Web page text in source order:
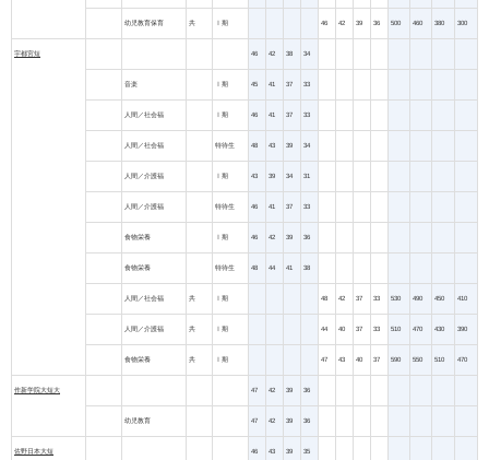
幼児教育保育 共 Ⅰ期 46 42 39 36 500 460 380 300
宇都宮短 46 42 38 34
音楽 Ⅰ期 45 41 37 33
人間／社会福 Ⅰ期 46 41 37 33
人間／社会福 特待生 48 43 39 34
人間／介護福 Ⅰ期 43 39 34 31
人間／介護福 特待生 46 41 37 33
食物栄養 Ⅰ期 46 42 39 36
食物栄養 特待生 48 44 41 38
人間／社会福 共 Ⅰ期 48 42 37 33 530 490 450 410
人間／介護福 共 Ⅰ期 44 40 37 33 510 470 430 390
食物栄養 共 Ⅰ期 47 43 40 37 590 550 510 470
作新学院大短大 47 42 39 36
幼児教育 47 42 39 36
佐野日本大短 46 43 39 35